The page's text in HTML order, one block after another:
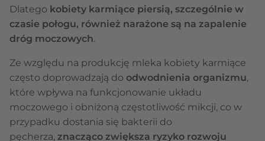
Dlatego kobiety karmiące piersią, szczególnie w
czasie połogu, również narażone są na zapalenie
dróg moczowych.
Ze względu na produkcję mleka kobiety karmiące
często doprowadzają do odwodnienia organizmu,
które wpływa na funkcjonowanie układu
moczowego i obniżoną częstotliwość mikcji, co w
przypadku dostania się bakterii do
pęcherza, znacząco zwiększa ryzyko rozwoju